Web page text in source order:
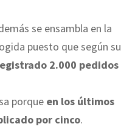
se ensambla en la
puesto que según su
2.000 pedidos
porque en los últimos
por cinco.